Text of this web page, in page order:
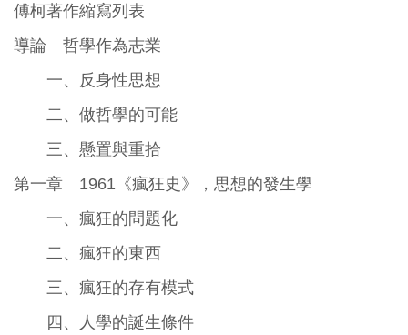
傅柯著作縮寫列表
導論 哲學作為志業
一、反身性思想
二、做哲學的可能
三、懸置與重拾
第一章 1961《瘋狂史》，思想的發生學
一、瘋狂的問題化
二、瘋狂的東西
三、瘋狂的存有模式
四、人學的誕生條件